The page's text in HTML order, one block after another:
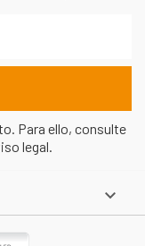
Para ello, consulte
legal.
